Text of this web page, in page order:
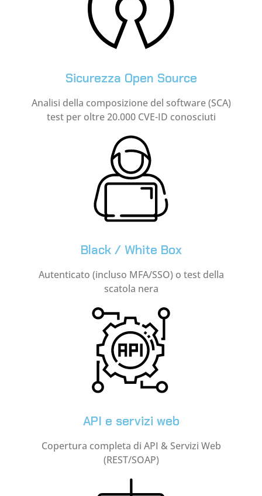
Sicurezza Open Source
Analisi della composizione del software (SCA)
test per oltre 20.000 CVE-ID conosciuti
Black / White Box
Autenticato (incluso MFA/SSO) o test della
scatola nera
API e servizi web
Copertura completa di API & Servizi Web
(REST/SOAP)